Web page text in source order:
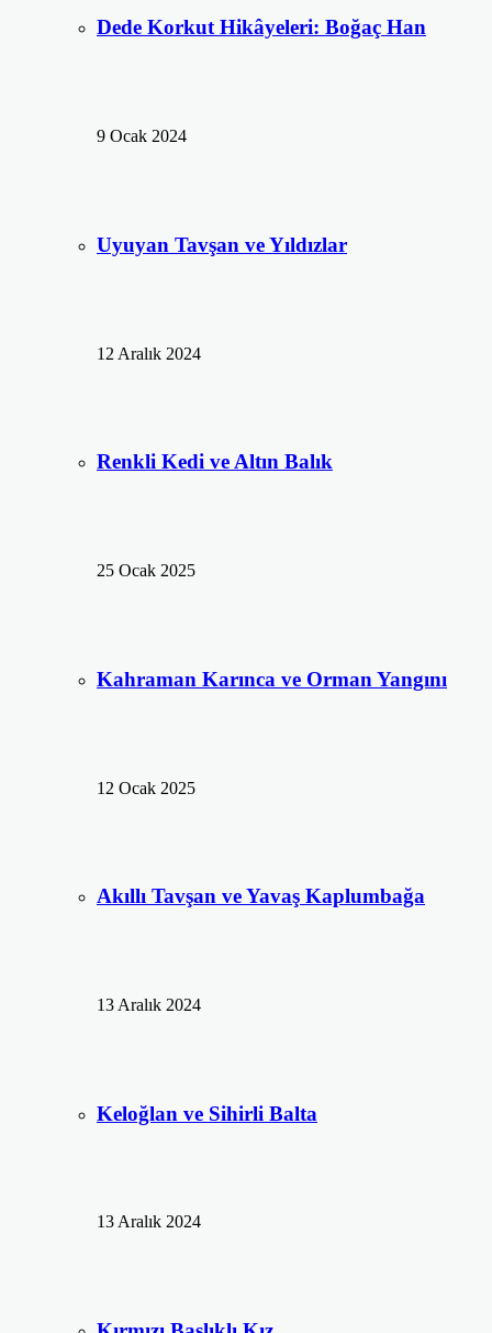
Dede Korkut Hikâyeleri: Boğaç Han
9 Ocak 2024
Uyuyan Tavşan ve Yıldızlar
12 Aralık 2024
Renkli Kedi ve Altın Balık
25 Ocak 2025
Kahraman Karınca ve Orman Yangını
12 Ocak 2025
Akıllı Tavşan ve Yavaş Kaplumbağa
13 Aralık 2024
Keloğlan ve Sihirli Balta
13 Aralık 2024